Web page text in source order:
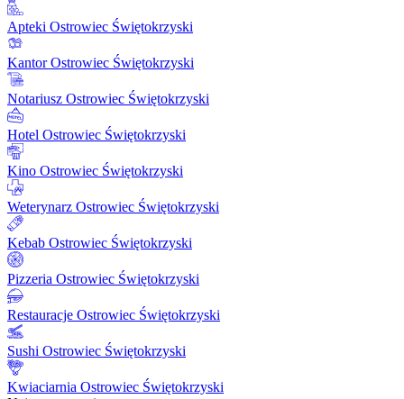
Apteki Ostrowiec Świętokrzyski
Kantor Ostrowiec Świętokrzyski
Notariusz Ostrowiec Świętokrzyski
Hotel Ostrowiec Świętokrzyski
Kino Ostrowiec Świętokrzyski
Weterynarz Ostrowiec Świętokrzyski
Kebab Ostrowiec Świętokrzyski
Pizzeria Ostrowiec Świętokrzyski
Restauracje Ostrowiec Świętokrzyski
Sushi Ostrowiec Świętokrzyski
Kwiaciarnia Ostrowiec Świętokrzyski